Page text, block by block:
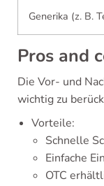
Generika (z. B.
Pros and
Die Vor- und
wichtig zu
Vorteile:
Schnelle
Einfache
OTC